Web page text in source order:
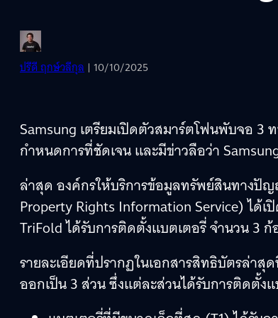
ปรีดี ฤกษ์วลีกุล | 10/10/2025
Samsung เตรียมเปิดตัวสมาร์ตโฟนพับจอ 3
กำหนดการที่ชัดเจน และมีข่าวลือว่า
ล่าสุด องค์กรให้บริการข้อมูลทรัพย์สินทางปัญ
Property Rights Information Service) ได้
TriFold ได้รับการติดตั้งแบตเตอรี่ จำนวน 3
รายละเอียดที่ปรากฏในเอกสารสิทธิบัตรล่าสุ
ออกเป็น 3 ส่วน ซึ่งแต่ละส่วนได้รับการติดตั้ง